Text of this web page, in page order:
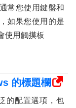
常您使用鍵盤和
如果您使用的是
使用觸摸板
的標題欄
的配置選項，包